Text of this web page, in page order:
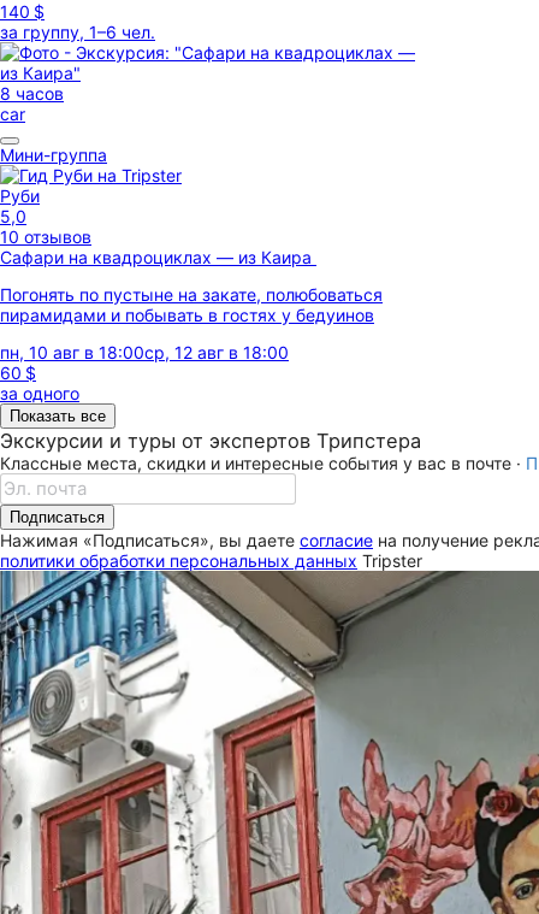
140 $
за группу, 1–6 чел.
8 часов
car
Мини-группа
Руби
5,0
10 отзывов
Сафари на квадроциклах — из Каира
Погонять по пустыне на закате, полюбоваться
пирамидами и побывать в гостях у бедуинов
пн, 10 авг в 18:00ср, 12 авг в 18:00
60 $
за одного
Показать все
Экскурсии и туры от экспертов Трипстера
Классные места, скидки и интересные события у вас в почте ·
Подписаться
Нажимая «Подписаться», вы даете согласие на получение
политики обработки персональных данных Tripster